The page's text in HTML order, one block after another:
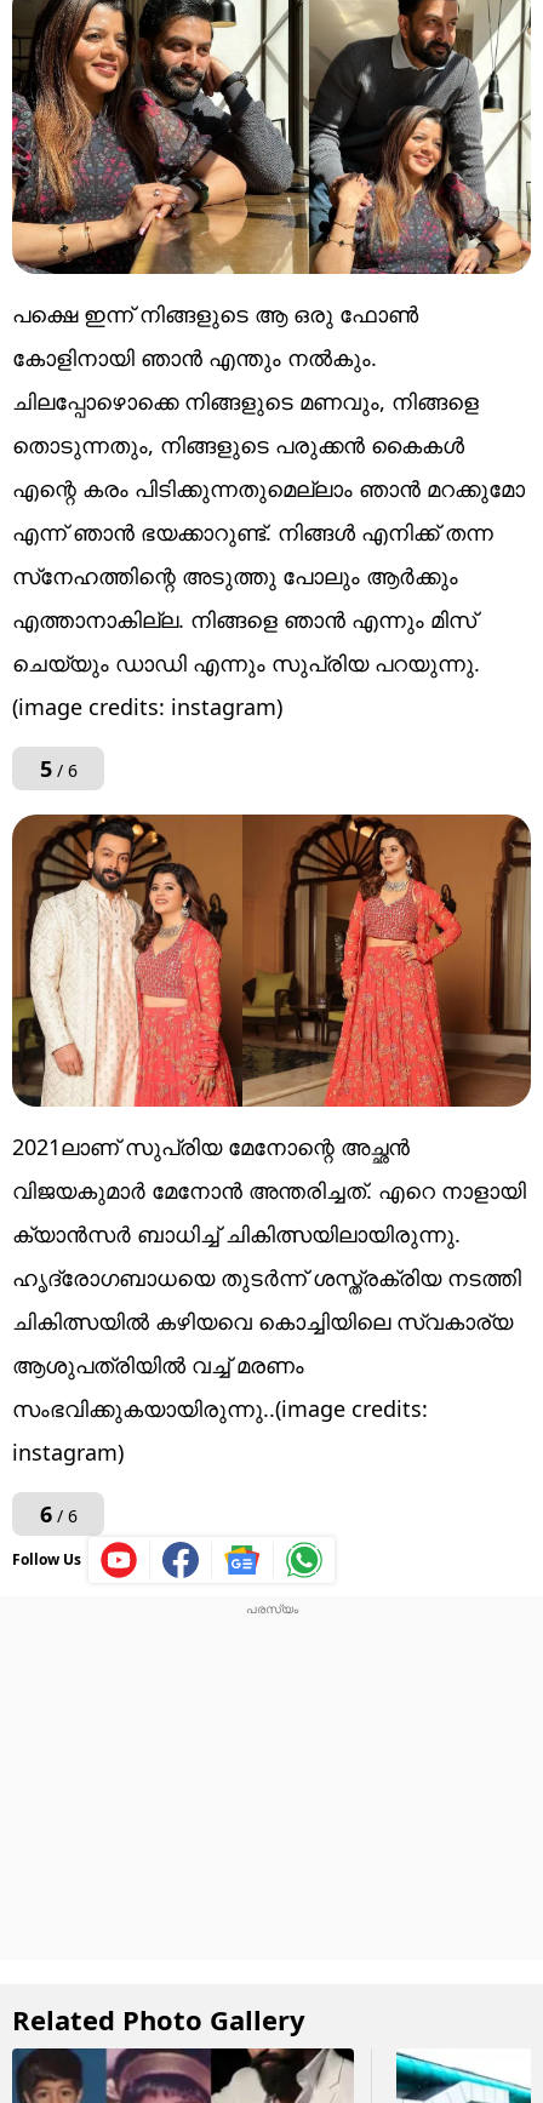
പക്ഷെ ഇന്ന് നിങ്ങളുടെ ആ ഒരു ഫോൺ
കോളിനായി ഞാൻ എന്തും നൽകും.
ചിലപ്പോഴൊക്കെ നിങ്ങളുടെ മണവും, നിങ്ങളെ
തൊടുന്നതും, നിങ്ങളുടെ പരുക്കൻ കൈകൾ
എന്റെ കരം പിടിക്കുന്നതുമെല്ലാം ഞാൻ മറക്കുമോ
എന്ന് ഞാൻ ഭയക്കാറുണ്ട്. നിങ്ങൾ എനിക്ക് തന്ന
സ്‌നേഹത്തിന്റെ അടുത്തു പോലും ആർക്കും
എത്താനാകില്ല. നിങ്ങളെ ഞാൻ എന്നും മിസ്
ചെയ്യും ഡാഡി എന്നും സുപ്രിയ പറയുന്നു.
(image credits: instagram)
5/ 6
2021ലാണ് സുപ്രിയ മേനോന്റെ അച്ഛൻ
വിജയകുമാർ മേനോൻ അന്തരിച്ചത്. എറെ നാളായി
ക്യാൻസർ ബാധിച്ച് ചികിത്സയിലായിരുന്നു.
ഹൃദ്രോഗബാധയെ തുടർന്ന് ശസ്ത്രക്രിയ നടത്തി
ചികിത്സയിൽ കഴിയവെ കൊച്ചിയിലെ സ്വകാര്യ
ആശുപത്രിയിൽ വച്ച് മരണം
സംഭവിക്കുകയായിരുന്നു..(image credits:
instagram)
6/ 6
Follow Us
Related Photo Gallery